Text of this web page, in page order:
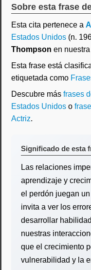
Sobre esta frase
Esta cita pertenece a
Estados Unidos (n.
Thompson en
Esta frase está
etiquetada como
Descubre más frases
Estados Unidos o
Actriz.
Significado de esta
Las relaciones
aprendizaje y
el perdón juegan
invita a ver los
desarrollar
nuestras
que el crecimiento
vulnerabilidad y la